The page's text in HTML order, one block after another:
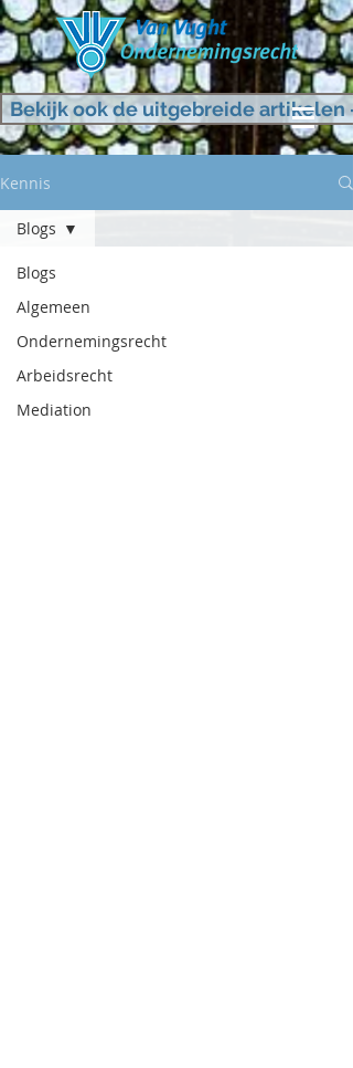
Bekijk ook de uitgebreide artikelen -
Kennis
Blogs
Algemeen
Ondernemingsrecht
Arbeidsrecht
Mediation
Blogs